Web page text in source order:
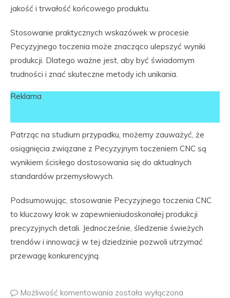
jakość i trwałość końcowego produktu.
Stosowanie praktycznych wskazówek w procesie
Pecyzyjnego toczenia może znacząco ulepszyć wyniki
produkcji. Dlatego ważne jest, aby być świadomym
trudności i znać skuteczne metody ich unikania.
Reklama
Patrząc na studium przypadku, możemy zauważyć, że
osiągnięcia związane z Pecyzyjnym toczeniem CNC są
wynikiem ścisłego dostosowania się do aktualnych
standardów przemysłowych.
Podsumowując, stosowanie Pecyzyjnego toczenia CNC
to kluczowy krok w zapewnieniudoskonałej produkcji
precyzyjnych detali. Jednocześnie, śledzenie świeżych
trendów i innowacji w tej dziedzinie pozwoli utrzymać
przewagę konkurencyjną.
Możliwość komentowania została wyłączona